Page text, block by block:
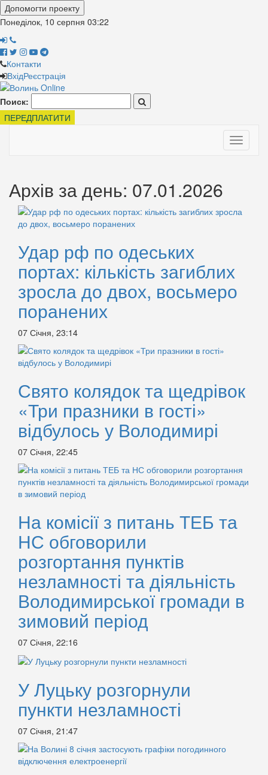
Допомогти проекту
Понеділок, 10 серпня 03:23
Контакти
ВхідРеєстрація
Поиск:
ПЕРЕДПЛАТИТИ
Toggle
Архів за день: 07.01.2026
Удар рф по одеських
портах: кількість загиблих
зросла до двох, восьмеро
поранених
07 Січня, 23:14
Свято колядок та щедрівок
«Три празники в гості»
відбулось у Володимирі
07 Січня, 22:45
На комісії з питань ТЕБ та
НС обговорили
розгортання пунктів
незламності та діяльність
Володимирської громади в
зимовий період
07 Січня, 22:16
У Луцьку розгорнули
пункти незламності
07 Січня, 21:47